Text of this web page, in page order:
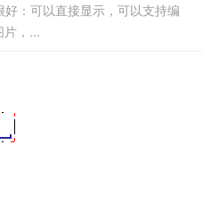
：可以直接显示，可以支持编
片，...